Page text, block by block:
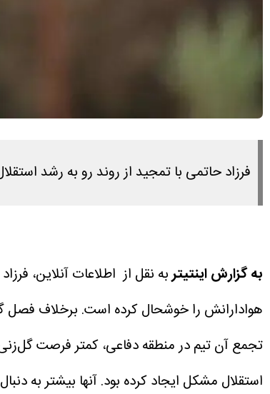
فرزاد حاتمی با تمجید از روند رو به رشد
به گزارش اینتیتربه نقل از اطلاعات آنلاین،
تجمع آن تیم در منطقه دفاعی، کمتر فرصت
استقلال مشکل ایجاد کرده بود. آنها بیشتر به